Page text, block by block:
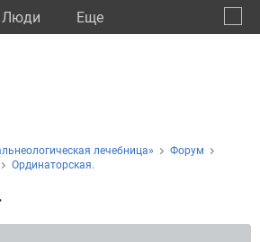
Люди Eще
лечебница»
Форум
Ординаторская.